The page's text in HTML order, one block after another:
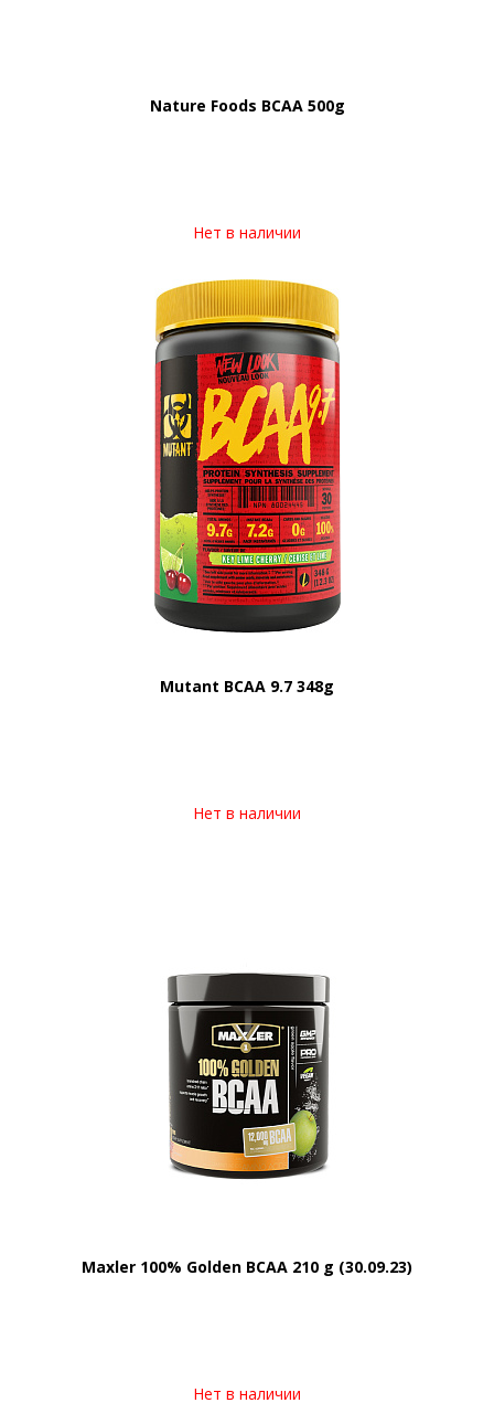
Nature Foods BCAA 500g
Нет в наличии
Mutant BCAA 9.7 348g
Нет в наличии
Maxler 100% Golden BCAA 210 g (30.09.23)
Нет в наличии